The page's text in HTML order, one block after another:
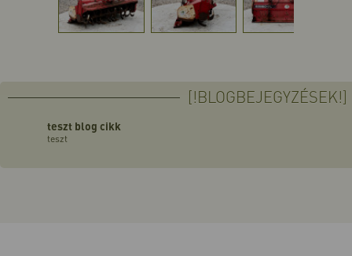
[!BLOGBEJEGYZÉSEK!]
teszt blog cikk
teszt